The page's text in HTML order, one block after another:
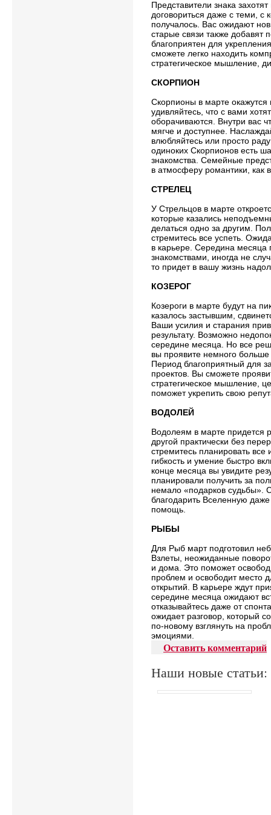
Представители знака
договориться даже с теми, с
получалось. Вас ожидают
старые связи также добавят
благоприятен для
сможете легко находить
стратегическое мышление,
СКОРПИОН
Скорпионы в марте
удивляйтесь, что с вами
оборачиваются. Внутри вас
мягче и доступнее.
влюбляйтесь или просто
одиноких Скорпионов есть
знакомства. Семейные
в атмосферу романтики, как
СТРЕЛЕЦ
У Стрельцов в марте
которые казались
делаться одно за другим.
стремитесь все успеть.
в карьере. Середина месяца
знакомствами, иногда не
то придет в вашу жизнь
КОЗЕРОГ
Козероги в марте будут на
казалось застывшим,
Ваши усилия и старания
результату. Возможно
середине месяца. Но все
вы проявите немного больше
Период благоприятный для
проектов. Вы сможете
стратегическое мышление,
поможет укрепить свою
ВОДОЛЕЙ
Водолеям в марте придется
другой практически без
стремитесь планировать
гибкость и умение быстро
конце месяца вы увидите
планировали получить за
немало «подарков судьбы».
благодарить Вселенную
помощь.
РЫБЫ
Для Рыб март подготовил
Взлеты, неожиданные
и дома. Это поможет
проблем и освободит место
открытий. В карьере ждут
середине месяца ожидают
отказывайтесь даже от
ожидает разговор, который
по-новому взглянуть на
эмоциями.
Оставить комментарий
Наши новые статьи: